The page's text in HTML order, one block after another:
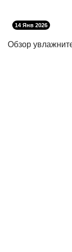
14 Янв 2026
Обзор